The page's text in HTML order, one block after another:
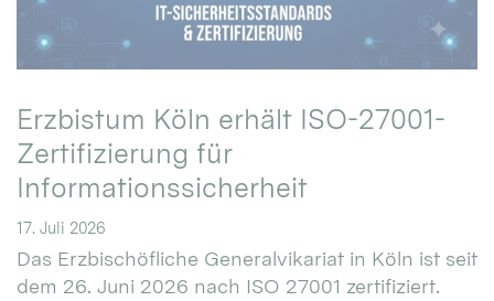
Erzbistum Köln erhält ISO-27001-
Zertifizierung für
Informationssicherheit
17. Juli 2026
Das Erzbischöfliche Generalvikariat in Köln ist seit
dem 26. Juni 2026 nach ISO 27001 zertifiziert.